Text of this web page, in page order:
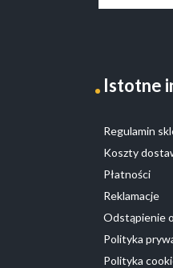
Istotne
Regulamin
Koszty
Płatności
Reklamacje
Odstąpienie
Polityka
Polityka